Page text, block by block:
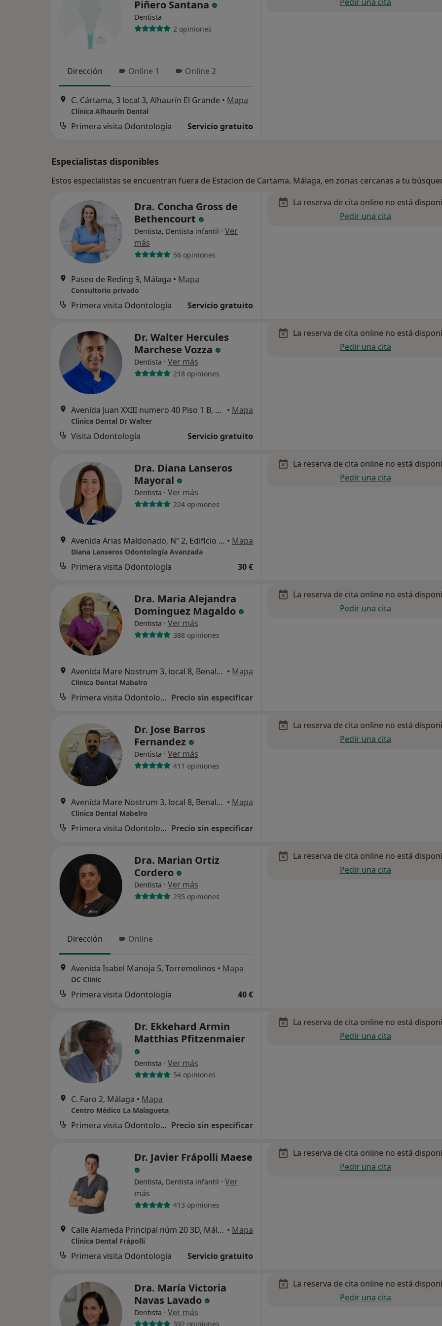
Piñero Santana
Dentista
2 opiniones
Dirección Online 1 Online 2
C. Cártama, 3 local 3, Alhaurín El Grande • Mapa
Clínica Alhaurín Dental
Primera visita Odontología Servicio gratuito
Especialistas disponibles
Estos especialistas se encuentran fuera de Estacion de Cartama, Málaga, en zonas cercanas a tu
Dra. Concha Gross de
Bethencourt
Dentista, Dentista infantil · Ver
más
56 opiniones
Paseo de Reding 9, Málaga • Mapa
Consultorio privado
Primera visita Odontología Servicio gratuito
La reserva de cita online no está
Pedir una cita
Dr. Walter Hercules
Marchese Vozza
Dentista · Ver más
218 opiniones
Avenida Juan XXIII numero 40 Piso 1 B, Málaga • Mapa
Clinica Dental Dr Walter
Visita Odontología Servicio gratuito
La reserva de cita online no está
Pedir una cita
Dra. Diana Lanseros
Mayoral
Dentista · Ver más
224 opiniones
Avenida Arias Maldonado, Nº 2, Edificio El Molino., Marbella • Mapa
Diana Lanseros Odontología Avanzada
Primera visita Odontología 30 €
La reserva de cita online no está
Pedir una cita
Dra. Maria Alejandra
Dominguez Magaldo
Dentista · Ver más
388 opiniones
Avenida Mare Nostrum 3, local 8, Benalmádena • Mapa
Clinica Dental Mabelro
Primera visita Odontología Precio sin especificar
La reserva de cita online no está
Pedir una cita
Dr. Jose Barros
Fernandez
Dentista · Ver más
411 opiniones
Avenida Mare Nostrum 3, local 8, Benalmádena • Mapa
Clinica Dental Mabelro
Primera visita Odontología Precio sin especificar
La reserva de cita online no está
Pedir una cita
Dra. Marian Ortiz
Cordero
Dentista · Ver más
235 opiniones
Dirección Online
Avenida Isabel Manoja 5, Torremolinos • Mapa
OC Clinic
Primera visita Odontología 40 €
La reserva de cita online no está
Pedir una cita
Dr. Ekkehard Armin
Matthias Pfitzenmaier
Dentista · Ver más
54 opiniones
C. Faro 2, Málaga • Mapa
Centro Médico La Malagueta
Primera visita Odontología Precio sin especificar
La reserva de cita online no está
Pedir una cita
Dr. Javier Frápolli Maese
Dentista, Dentista infantil · Ver
más
413 opiniones
Calle Alameda Principal núm 20 3D, Málaga • Mapa
Clínica Dental Frápolli
Primera visita Odontología Servicio gratuito
La reserva de cita online no está
Pedir una cita
Dra. María Victoria
Navas Lavado
Dentista · Ver más
392 opiniones
La reserva de cita online no está
Pedir una cita